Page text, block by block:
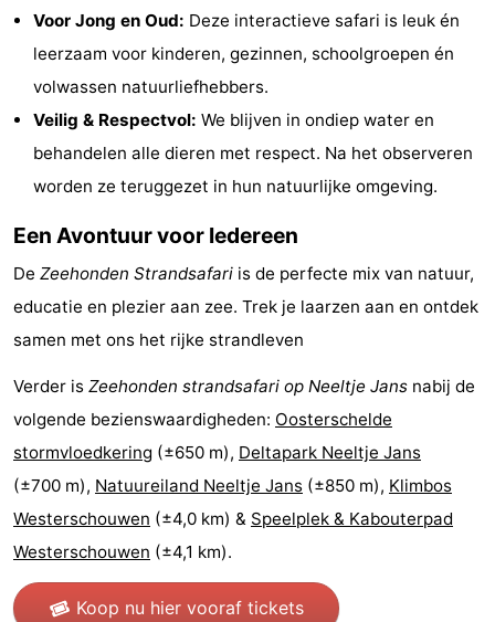
Kerken
Molens
Uitkijkpunten
Attracties
Binnenspeeltuinen
-
Minigolfbanen
Wellness
centra
Dorpen
&
Steden
Natuur
Rondleidingen
Sporten
Voor Jong en Oud: Deze interactieve safari is leuk én
leerzaam voor kinderen, gezinnen, schoolgroepen én
volwassen natuurliefhebbers.
Veilig & Respectvol: We blijven in ondiep water en
behandelen alle dieren met respect. Na het observeren
worden ze teruggezet in hun natuurlijke omgeving.
Een Avontuur voor Iedereen
De Zeehonden Strandsafari is de perfecte mix van natuur,
educatie en plezier aan zee. Trek je laarzen aan en ontdek
samen met ons het rijke strandleven
Verder is Zeehonden strandsafari op Neeltje Jans nabij de
volgende bezienswaardigheden: Oosterschelde
stormvloedkering (±650 m), Deltapark Neeltje Jans
(±700 m), Natuureiland Neeltje Jans (±850 m), Klimbos
Westerschouwen (±4,0 km) & Speelplek & Kabouterpad
Westerschouwen (±4,1 km).
Koop nu hier vooraf tickets